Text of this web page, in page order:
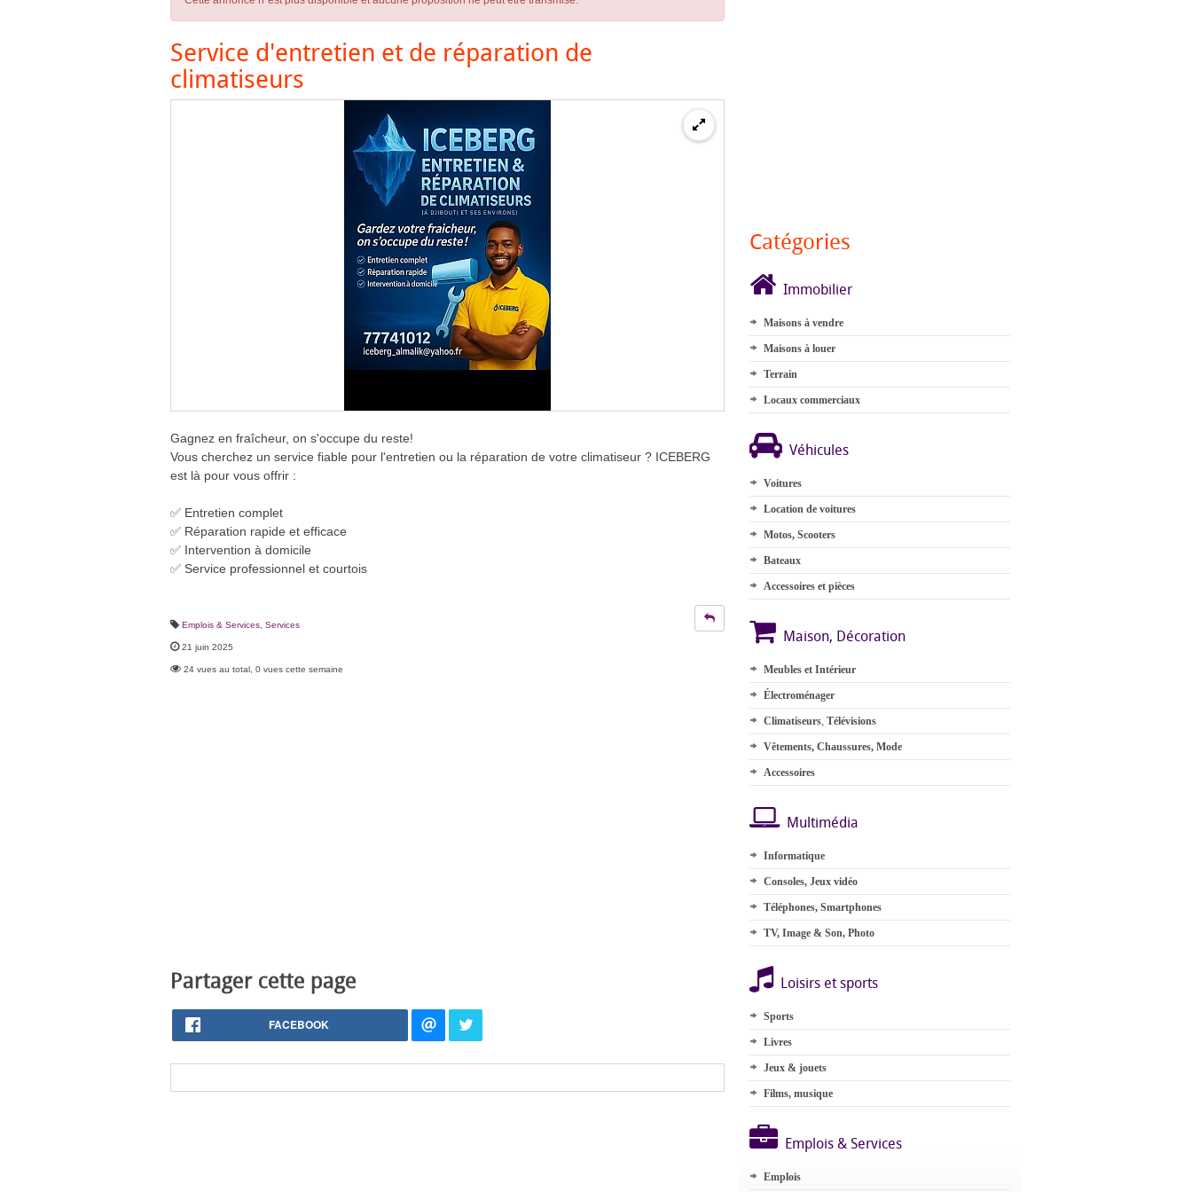
Service d'entretien et de réparation de
climatiseurs
Gagnez en fraîcheur, on s'occupe du reste!
Vous cherchez un service fiable pour l'entretien ou la réparation de votre climatiseur ? ICEBERG
est là pour vous offrir :
✅ Entretien complet
✅ Réparation rapide et efficace
✅ Intervention à domicile
✅ Service professionnel et courtois
Emplois & Services Services
21 juin 2025
24 vues au total, 0 vues cette semaine
Partager cette page
FACEBOOK
Catégories
Immobilier
Maisons à vendre
Maisons à louer
Terrain
Locaux commerciaux
Véhicules
Voitures
Location de voitures
Motos, Scooters
Bateaux
Accessoires et pièces
Maison, Décoration
Meubles et Intérieur
Électroménager
Climatiseurs, Télévisions
Vêtements, Chaussures, Mode
Accessoires
Multimédia
Informatique
Consoles, Jeux vidéo
Téléphones, Smartphones
TV, Image & Son, Photo
Loisirs et sports
Sports
Livres
Jeux & jouets
Films, musique
Emplois & Services
Emplois